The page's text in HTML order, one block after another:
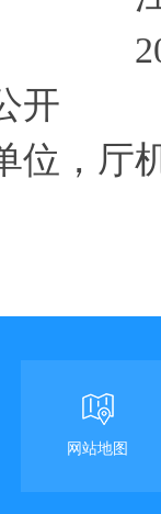
开
位 ， 厅
网站地图